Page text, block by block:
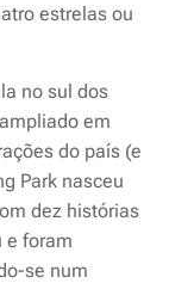
estrelas ou
no sul dos
em
do país (e
Park nasceu
dez histórias
e foram
se num